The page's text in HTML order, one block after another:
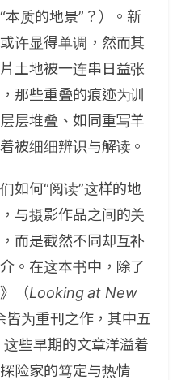
质的地景”？）。新
许显得单调，然而其
土地被一连串日益张
那些重叠的痕迹为训
层堆叠、如同重写羊
被细细辨识与解读。
如何“阅读”这样的地
与摄影作品之间的关
而是截然不同却互补
。在这本书中，除了
（Looking at New
皆为重刊之作，其中五
些早期的文章洋溢着
险家的笃定与热情